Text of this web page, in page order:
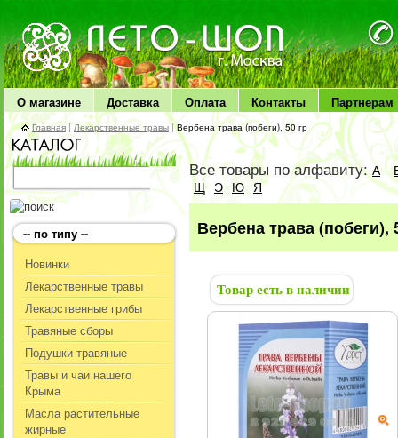
ЛЕТО чудо здоровья
О магазине Доставка Оплата Контакты Партнерам
Главная |Лекарственные травы |Вербена трава (побеги), 50 гр
-- по типу --
Новинки
Лекарственные травы
Лекарственные грибы
Травяные сборы
Подушки травяные
Травы и чаи нашего
Крыма
Масла растительные
жирные
Все товары по алфавиту:А
Щ Э Ю Я
Вербена трава (побеги),
Товар есть в наличии